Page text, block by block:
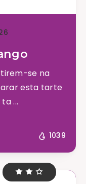
se na
esta tarte
...
1039